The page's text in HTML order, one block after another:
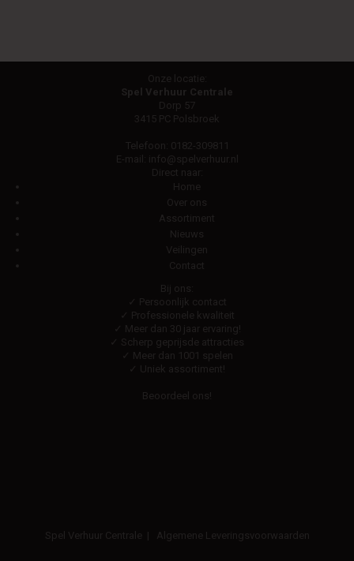
Onze locatie:
Spel Verhuur Centrale
Dorp 57
3415 PC Polsbroek
Telefoon: 0182-309811
E-mail: info@spelverhuur.nl
Direct naar:
Home
Over ons
Assortiment
Nieuws
Veilingen
Contact
Bij ons:
✓ Persoonlijk contact
✓ Professionele kwaliteit
✓ Meer dan 30 jaar ervaring!
✓ Scherp geprijsde attracties
✓ Meer dan 1001 spelen
✓ Uniek assortiment!
Beoordeel ons!
Spel Verhuur Centrale | Algemene Leveringsvoorwaarden